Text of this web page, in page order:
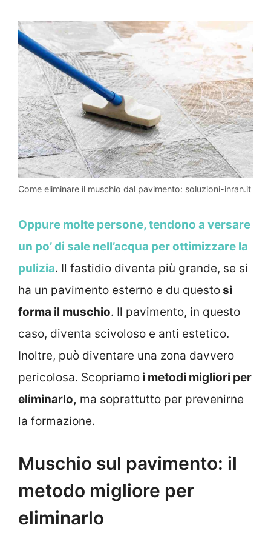
Come eliminare il muschio dal pavimento: soluzioni-inran.it
Oppure molte persone, tendono a versare
un po’ di sale nell’acqua per ottimizzare la
pulizia. Il fastidio diventa più grande, se si
ha un pavimento esterno e du questosi
forma il muschio. Il pavimento, in questo
caso, diventa scivoloso e anti estetico.
Inoltre, può diventare una zona davvero
pericolosa. Scopriamo i metodi migliori per
eliminarlo, ma soprattutto per prevenirne
la formazione.
Muschio sul pavimento: il
metodo migliore per
eliminarlo